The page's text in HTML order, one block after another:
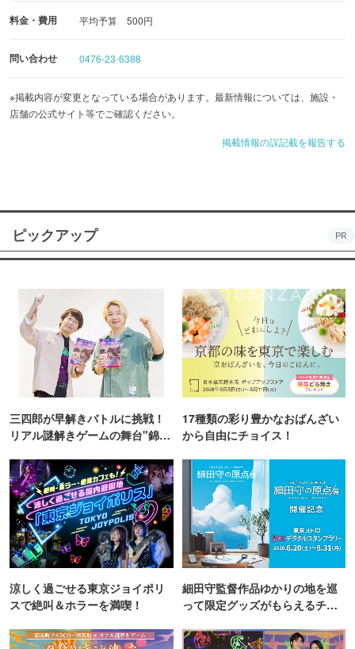
料金・費用 平均予算 500円
問い合わせ 0476-23-6388
※掲載内容が変更となっている場合があります。最新情報については、施設・
店舗の公式サイト等でご確認ください。
掲載情報の誤記載を報告する
ピックアップ PR
三四郎が早解きバトルに挑戦！
リアル謎解きゲームの舞台"錦糸
17種類の彩り豊かなおばんざい
から自由にチョイス！
涼しく過ごせる東京ジョイポリ
スで絶叫＆ホラーを満喫！
細田守監督作品ゆかりの地を巡
って限定グッズがもらえるチャ